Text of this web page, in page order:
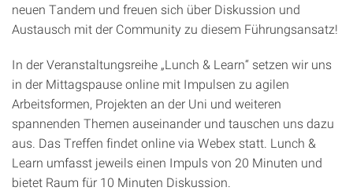
neuen Tandem und freuen sich über Diskussion und
Austausch mit der Community zu diesem Führungsansatz!
In der Veranstaltungsreihe „Lunch & Learn“ setzen wir uns
in der Mittagspause online mit Impulsen zu agilen
Arbeitsformen, Projekten an der Uni und weiteren
spannenden Themen auseinander und tauschen uns dazu
aus. Das Treffen findet online via Webex statt. Lunch &
Learn umfasst jeweils einen Impuls von 20 Minuten und
bietet Raum für 10 Minuten Diskussion.